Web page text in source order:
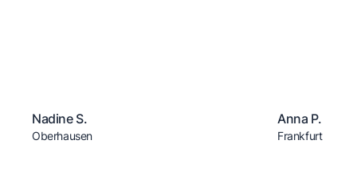
Nadine S.
Oberhausen
Anna P.
Frankfurt